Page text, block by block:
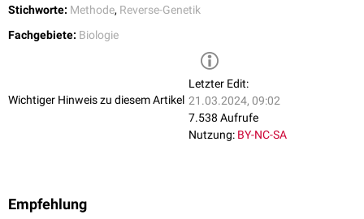
Proteininhibitoren zur reversen Genetik gerechnet. Da hier jedoch nicht
das Gen mutiert ist, können Veränderung nicht in die nächste Generation
Stichworte: Methode, Reverse-Genetik
Fachgebiete: Biologie
Wichtiger Hinweis zu diesem Artikel
Letzter Edit:
21.03.2024, 09:02
7.538 Aufrufe
Nutzung: BY-NC-SA
Empfehlung